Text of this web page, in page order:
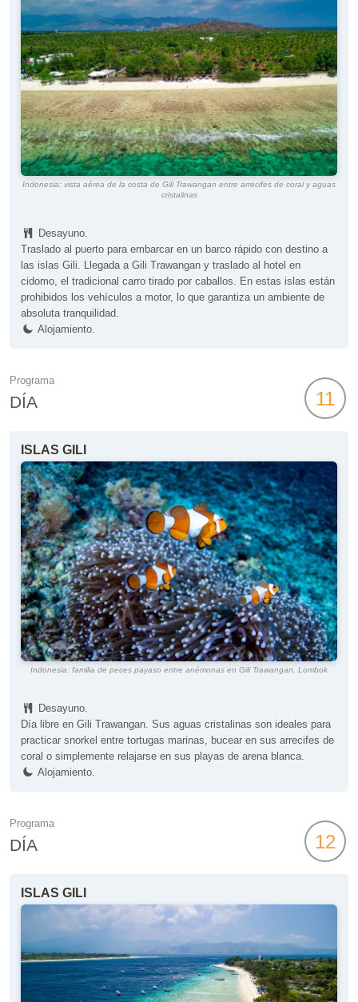
Indonesia: vista aérea de la costa de Gili Trawangan entre arrecifes de coral y aguas
cristalinas
Desayuno.
Traslado al puerto para embarcar en un barco rápido con destino a
las islas Gili. Llegada a Gili Trawangan y traslado al hotel en
cidomo, el tradicional carro tirado por caballos. En estas islas están
prohibidos los vehículos a motor, lo que garantiza un ambiente de
absoluta tranquilidad.
Alojamiento.
Programa
DÍA 11
ISLAS GILI
Indonesia: familia de peces payaso entre anémonas en Gili Trawangan, Lombok
Desayuno.
Día libre en Gili Trawangan. Sus aguas cristalinas son ideales para
practicar snorkel entre tortugas marinas, bucear en sus arrecifes de
coral o simplemente relajarse en sus playas de arena blanca.
Alojamiento.
Programa
DÍA 12
ISLAS GILI